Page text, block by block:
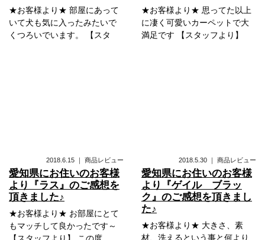
★お客様より★ 部屋にあって
いて犬も気に入ったみたいで
くつろいでいます。 【スタ
★お客様より★ 思ってた以上
に凄く可愛いカーペットで大
満足です 【スタッフより】
2018.6.15 ｜ 商品レビュー
愛知県にお住いのお客様
より『ラス』のご感想を
頂きました♪
★お客様より★ お部屋にとて
もマッチして良かったです～
2018.5.30 ｜ 商品レビュー
愛知県にお住いのお客様
より『ゲイル ブラッ
ク』のご感想を頂きまし
た♪
★お客様より★ 大きさ、素
材、洗えるという事と何より